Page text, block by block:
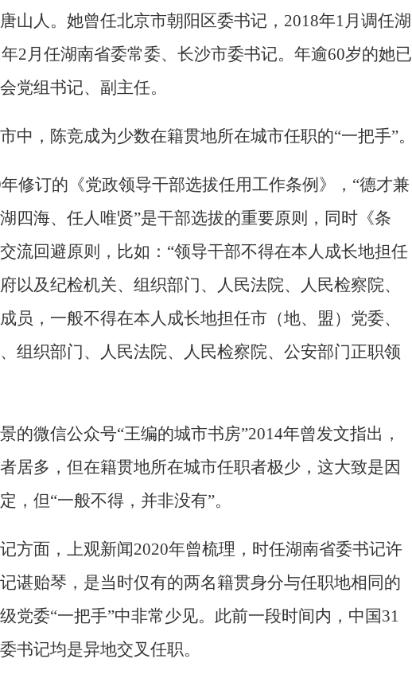
山人。她曾任北京市朝阳区委书记，2018年1月调任湖
2月任湖南省委常委、长沙市委书记。年逾60岁的她已
党组书记、副主任。
中，陈竞成为少数在籍贯地所在城市任职的“一把手”。
修订的《党政领导干部选拔任用工作条例》，“德才兼
四海、任人唯贤”是干部选拔的重要原则，同时《条
流回避原则，比如：“领导干部不得在本人成长地担任
以及纪检机关、组织部门、人民法院、人民检察院、
员，一般不得在本人成长地担任市（地、盟）党委、
组织部门、人民法院、人民检察院、公安部门正职领
的微信公众号“王编的城市书房”2014年曾发文指出，
居多，但在籍贯地所在城市任职者极少，这大致是因
，但“一般不得，并非没有”。
方面，上观新闻2020年曾梳理，时任湖南省委书记许
谌贻琴，是当时仅有的两名籍贯身分与任职地相同的
党委“一把手”中非常少见。此前一段时间内，中国31
书记均是异地交叉任职。